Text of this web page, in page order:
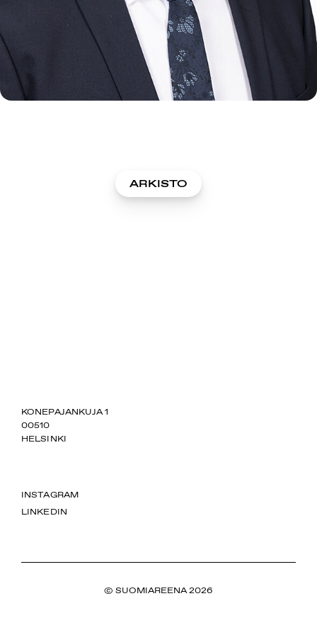
ARKISTO
SUOMIAREENA
KONEPAJANKUJA 1
00510
HELSINKI
INSTAGRAM
LINKEDIN
© SUOMIAREENA 2026